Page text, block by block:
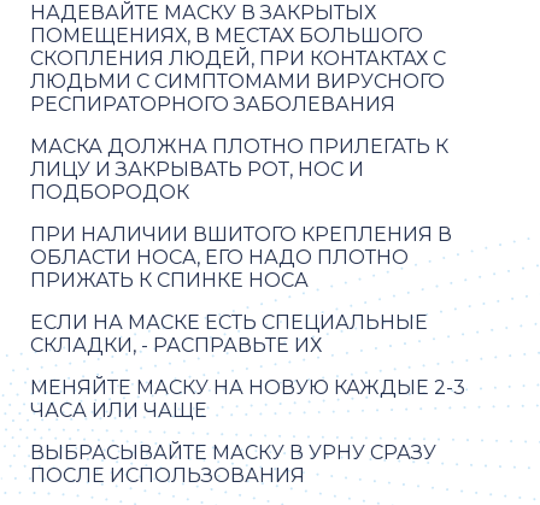
НАДЕВАЙТЕ МАСКУ В ЗАКРЫТЫХ
ПОМЕЩЕНИЯХ, В МЕСТАХ БОЛЬШОГО
СКОПЛЕНИЯ ЛЮДЕЙ, ПРИ КОНТАКТАХ С
ЛЮДЬМИ С СИМПТОМАМИ ВИРУСНОГО
РЕСПИРАТОРНОГО ЗАБОЛЕВАНИЯ
МАСКА ДОЛЖНА ПЛОТНО ПРИЛЕГАТЬ К
ЛИЦУ И ЗАКРЫВАТЬ РОТ, НОС И
ПОДБОРОДОК
ПРИ НАЛИЧИИ ВШИТОГО КРЕПЛЕНИЯ В
ОБЛАСТИ НОСА, ЕГО НАДО ПЛОТНО
ПРИЖАТЬ К СПИНКЕ НОСА
ЕСЛИ НА МАСКЕ ЕСТЬ СПЕЦИАЛЬНЫЕ
СКЛАДКИ, - РАСПРАВЬТЕ ИХ
МЕНЯЙТЕ МАСКУ НА НОВУЮ КАЖДЫЕ 2-3
ЧАСА ИЛИ ЧАЩЕ
ВЫБРАСЫВАЙТЕ МАСКУ В УРНУ СРАЗУ
ПОСЛЕ ИСПОЛЬЗОВАНИЯ